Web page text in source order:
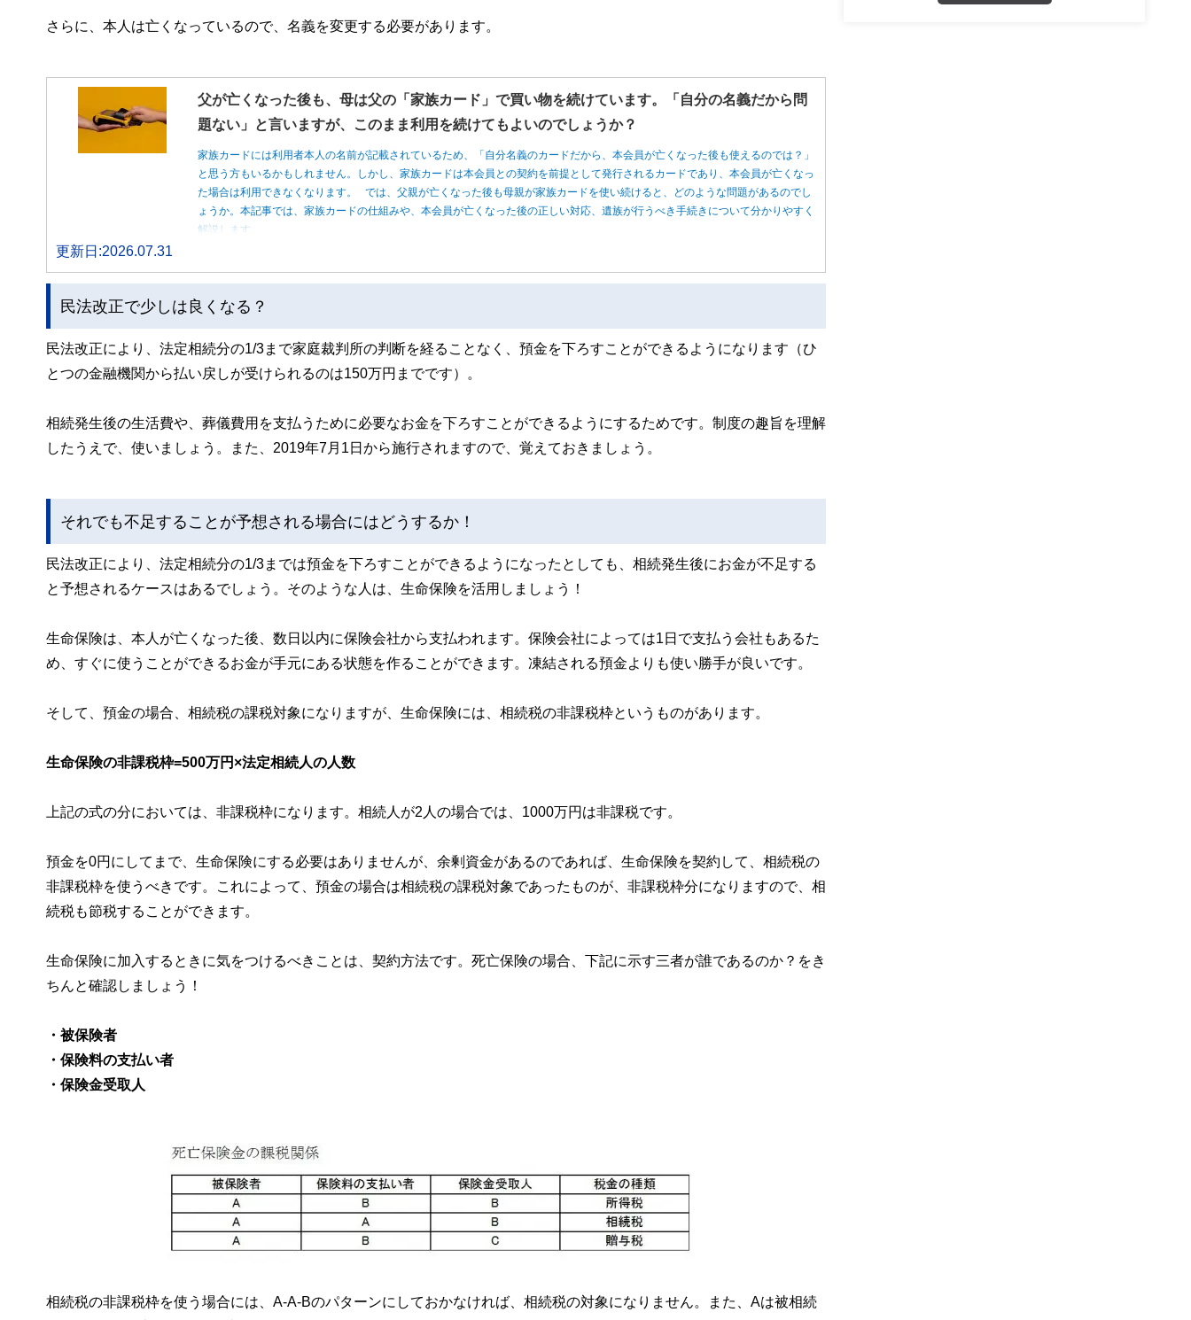
さらに、本人は亡くなっているので、名義を変更する必要があります。
父が亡くなった後も、母は父の「家族カード」で買い物を続けています。「自分の名義だから問
題ない」と言いますが、このまま利用を続けてもよいのでしょうか？
家族カードには利用者本人の名前が記載されているため、「自分名義のカードだから、本会員が亡くなった後も使えるのでは？」
と思う方もいるかもしれません。しかし、家族カードは本会員との契約を前提として発行されるカードであり、本会員が亡くなっ
た場合は利用できなくなります。 では、父親が亡くなった後も母親が家族カードを使い続けると、どのような問題があるのでし
ょうか。本記事では、家族カードの仕組みや、本会員が亡くなった後の正しい対応、遺族が行うべき手続きについて分かりやすく
解説します。
更新日:2026.07.31
民法改正で少しは良くなる？
民法改正により、法定相続分の1/3まで家庭裁判所の判断を経ることなく、預金を下ろすことができるようになります（ひ
とつの金融機関から払い戻しが受けられるのは150万円までです）。
相続発生後の生活費や、葬儀費用を支払うために必要なお金を下ろすことができるようにするためです。制度の趣旨を理解
したうえで、使いましょう。また、2019年7月1日から施行されますので、覚えておきましょう。
それでも不足することが予想される場合にはどうするか！
民法改正により、法定相続分の1/3までは預金を下ろすことができるようになったとしても、相続発生後にお金が不足する
と予想されるケースはあるでしょう。そのような人は、生命保険を活用しましょう！
生命保険は、本人が亡くなった後、数日以内に保険会社から支払われます。保険会社によっては1日で支払う会社もあるた
め、すぐに使うことができるお金が手元にある状態を作ることができます。凍結される預金よりも使い勝手が良いです。
そして、預金の場合、相続税の課税対象になりますが、生命保険には、相続税の非課税枠というものがあります。
生命保険の非課税枠=500万円×法定相続人の人数
上記の式の分においては、非課税枠になります。相続人が2人の場合では、1000万円は非課税です。
預金を0円にしてまで、生命保険にする必要はありませんが、余剰資金があるのであれば、生命保険を契約して、相続税の
非課税枠を使うべきです。これによって、預金の場合は相続税の課税対象であったものが、非課税枠分になりますので、相
続税も節税することができます。
生命保険に加入するときに気をつけるべきことは、契約方法です。死亡保険の場合、下記に示す三者が誰であるのか？をき
ちんと確認しましょう！
・被保険者
・保険料の支払い者
・保険金受取人
相続税の非課税枠を使う場合には、A-A-Bのパターンにしておかなければ、相続税の対象になりません。また、Aは被相続